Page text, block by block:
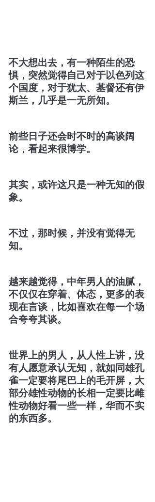
不大想出去，有一种陌生的恐
惧，突然觉得自己对于以色列这
个国度，对于犹太、基督还有伊
斯兰，几乎是一无所知。
前些日子还会时不时的高谈阔
论，看起来很博学。
其实，或许这只是一种无知的假
象。
不过，那时候，并没有觉得无
知。
越来越觉得，中年男人的油腻，
不仅仅在穿着、体态，更多的表
现在言谈，比如喜欢在每一个场
合夸夸其谈。
世界上的男人，从人性上讲，没
有人愿意承认无知，就如同雄孔
雀一定要将尾巴上的毛开屏，大
部分雄性动物的长相一定要比雌
性动物好看一些一样，华而不实
的东西多。